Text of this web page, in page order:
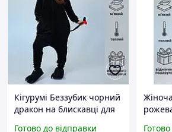
Кігурумі Беззубик чорний
дракон на блискавці для
Готово до відправки